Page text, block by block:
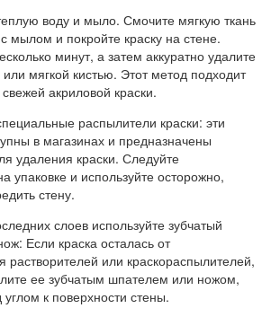
воду и мыло. Смочите мягкую ткань
мылом и покройте краску на стене.
минут, а затем аккуратно удалите
или мягкой кистью. Этот метод подходит
акриловой краски.
распылители краски: эти
в магазинах и предназначены
удаления краски. Следуйте
упаковке и используйте осторожно,
стену.
слоев используйте зубчатый
Если краска осталась от
растворителей или краскораспылителей,
ее зубчатым шпателем или ножом,
к ​​поверхности стены.